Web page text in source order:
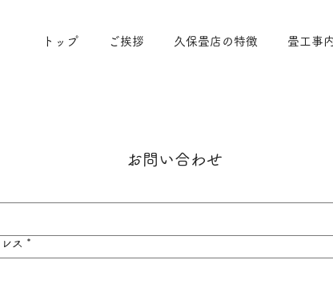
トップ ご挨拶 久保畳店の特徴 畳工事
お問い合わせ
ス *